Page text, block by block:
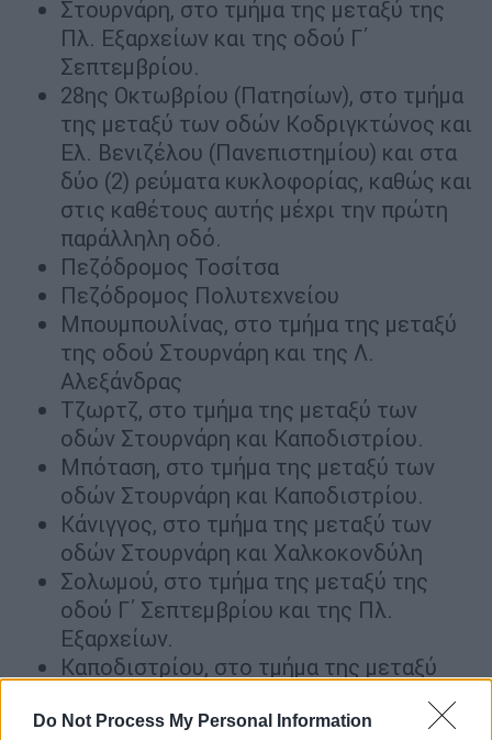
Do Not Process My Personal Information
Στουρνάρη, στο τμήμα της μεταξύ της
Πλ. Εξαρχείων και της οδού Γ΄
Σεπτεμβρίου.
28ης Οκτωβρίου (Πατησίων), στο τμήμα
της μεταξύ των οδών Κοδριγκτώνος και
Ελ. Βενιζέλου (Πανεπιστημίου) και στα
δύο (2) ρεύματα κυκλοφορίας, καθώς και
στις καθέτους αυτής μέχρι την πρώτη
παράλληλη οδό.
Πεζόδρομος Τοσίτσα
Πεζόδρομος Πολυτεχνείου
Μπουμπουλίνας, στο τμήμα της μεταξύ
της οδού Στουρνάρη και της Λ.
Αλεξάνδρας
Τζωρτζ, στο τμήμα της μεταξύ των
οδών Στουρνάρη και Καποδιστρίου.
Μπόταση, στο τμήμα της μεταξύ των
οδών Στουρνάρη και Καποδιστρίου.
Κάνιγγος, στο τμήμα της μεταξύ των
οδών Στουρνάρη και Χαλκοκονδύλη
Σολωμού, στο τμήμα της μεταξύ της
οδού Γ΄ Σεπτεμβρίου και της Πλ.
Εξαρχείων.
Καποδιστρίου, στο τμήμα της μεταξύ
των οδών Μπόταση και Γ΄ Σεπτεμβρίου.
Πλατεία Εξαρχείων.